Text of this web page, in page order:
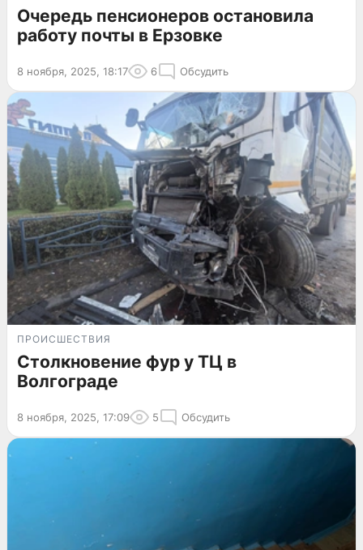
Очередь пенсионеров остановила
работу почты в Ерзовке
8 ноября, 2025, 18:17 6 Обсудить
ПРОИСШЕСТВИЯ
Столкновение фур у ТЦ в
Волгограде
8 ноября, 2025, 17:09 5 Обсудить